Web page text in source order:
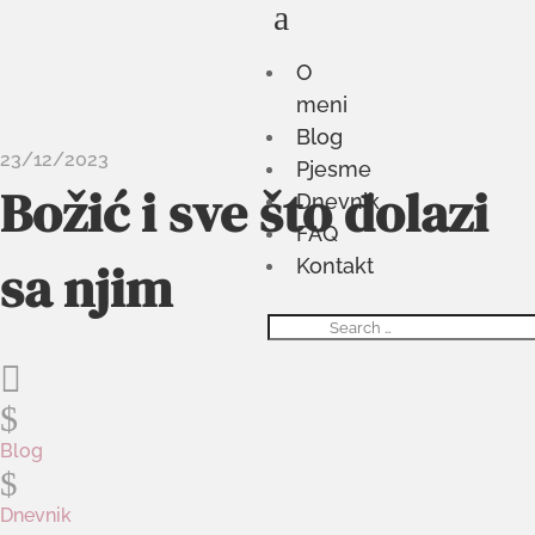
O
meni
Blog
Pjesme
Dnevnik
FAQ
Kontakt
a
23/12/2023
Božić i sve što dolazi
sa njim

$
Blog
$
Dnevnik